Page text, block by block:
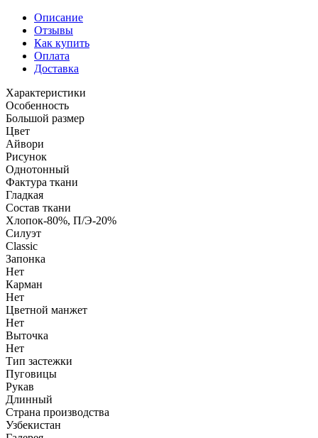
Описание
Отзывы
Как купить
Оплата
Доставка
Характеристики
Особенность
Большой размер
Цвет
Айвори
Рисунок
Однотонный
Фактура ткани
Гладкая
Состав ткани
Хлопок-80%, П/Э-20%
Силуэт
Classic
Запонка
Нет
Карман
Нет
Цветной манжет
Нет
Выточка
Нет
Тип застежки
Пуговицы
Рукав
Длинный
Страна производства
Узбекистан